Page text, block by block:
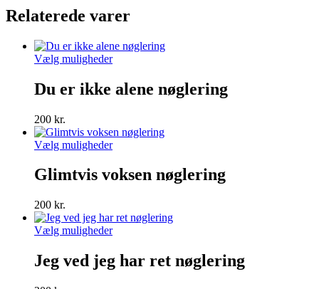
antal
Relaterede varer
Vælg mulighederDette
har
flere
kan
vælges
varesiden
Du er ikke alene nøglering
200 kr.
Vælg mulighederDette
har
flere
kan
vælges
varesiden
Glimtvis voksen nøglering
200 kr.
Vælg mulighederDette
har
flere
Jeg ved jeg har ret nøglering